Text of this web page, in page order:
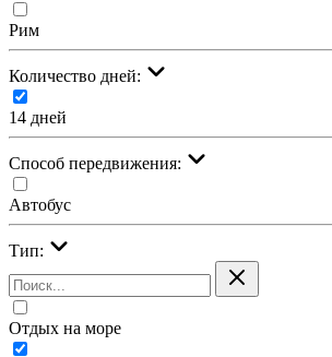
Рим
Количество дней:
14 дней
Cпособ передвижения:
Автобус
Тип:
Отдых на море